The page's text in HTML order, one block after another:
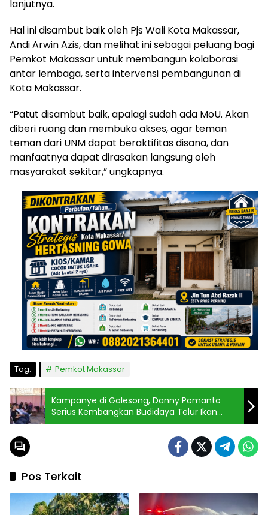
lanjutnya.
Hal ini disambut baik oleh Pjs Wali Kota Makassar,
Andi Arwin Azis, dan melihat ini sebagai peluang bagi
Pemkot Makassar untuk membangun kolaborasi
antar lembaga, serta intervensi pembangunan di
Kota Makassar.
“Patut disambut baik, apalagi sudah ada MoU. Akan
diberi ruang dan membuka akses, agar teman
teman dari UNM dapat beraktifitas disana, dan
manfaatnya dapat dirasakan langsung oleh
masyarakat sekitar,” ungkapnya.
Tag: Pemkot Makassar
Kampanye di Galesong, Danny Pomanto
Serius Kembangkan Budidaya Telur Ikan
Untuk Kesejahteraan Nelayan
Pos Terkait